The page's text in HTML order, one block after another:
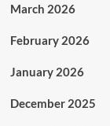
March 2026
February 2026
January 2026
December 2025